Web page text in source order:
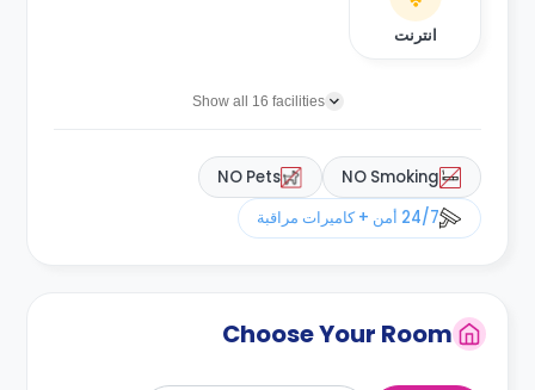
انترنت
Show all 16 facilities
NO Smoking
NO Pets
24/7 أمن + كاميرات مراقبة
Choose Your Room